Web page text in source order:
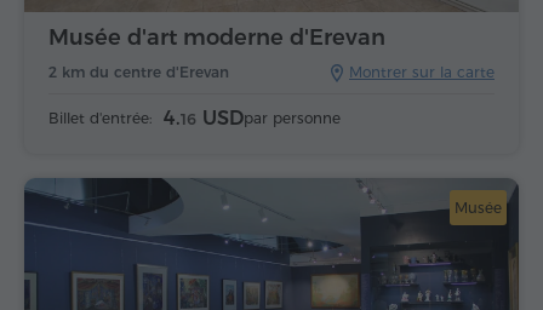
Montrer sur la carte
2 km du centre d'Erevan
Musée d'art moderne d'Erevan
Billet d'entrée: 4.16 USDpar personne
Musée